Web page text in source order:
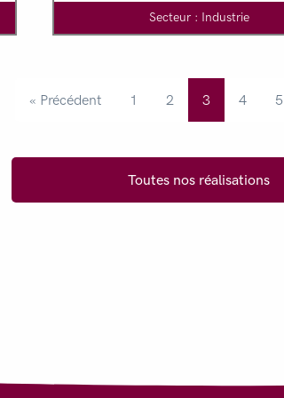
Secteur : Industrie
« Précédent 1 2 3 4 5
Toutes nos réalisations